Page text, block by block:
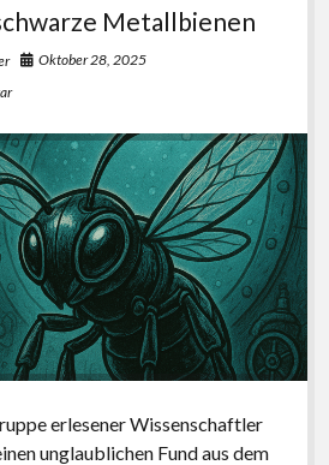
Metallbienen
Oktober 28, 2025
erlesener Wissenschaftler
unglaublichen Fund aus dem